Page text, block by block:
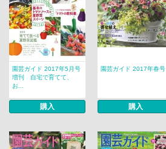
園芸ガイド 2017年5月号
増刊 自宅で育てて、
お...
購入
園芸ガイド 2017年春号
購入